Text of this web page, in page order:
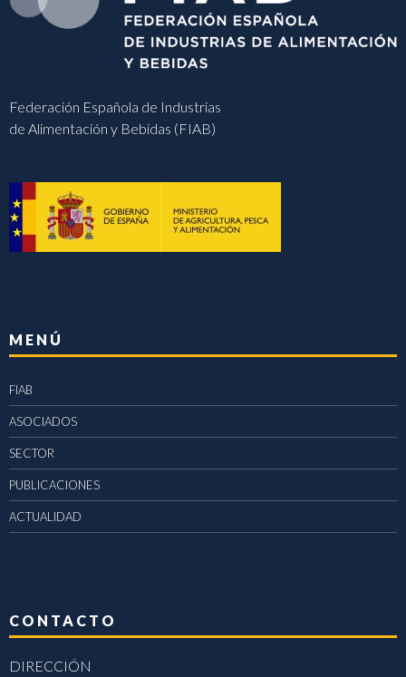
Federación Española de Industrias
de Alimentación y Bebidas (FIAB)
MENÚ
FIAB
ASOCIADOS
SECTOR
PUBLICACIONES
ACTUALIDAD
CONTACTO
DIRECCIÓN